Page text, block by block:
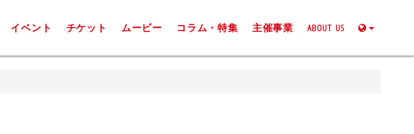
イベント チケット ムービー コラム・特集 主催事業 ABOUT US